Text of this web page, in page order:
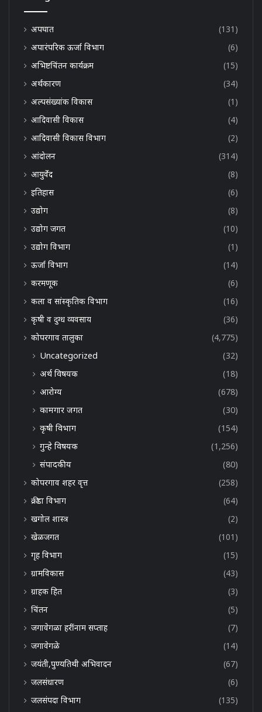
अपघात
(131)
अपारंपरिक ऊर्जा विभाग
(6)
अभिष्टचिंतन कार्यक्रम
(15)
अर्थकारण
(34)
अल्पसंख्यांक विकास
(1)
आदिवासी विकास
(4)
आदिवासी विकास विभाग
(2)
आंदोलन
(314)
आयुर्वेद
(8)
इतिहास
(6)
उद्योग
(8)
उद्योग जगत
(10)
उद्योग विभाग
(1)
ऊर्जा विभाग
(14)
करमणूक
(6)
कला व सांस्कृतिक विभाग
(16)
कृषी व दुग्ध व्यवसाय
(36)
कोपरगाव तालुका
(4,775)
Uncategorized
(32)
अर्थ विषयक
(18)
आरोग्य
(678)
कामगार जगत
(30)
कृषी विभाग
(154)
गुन्हे विषयक
(1,256)
संपादकीय
(80)
कोपरगाव शहर वृत्त
(258)
क्रीडा विभाग
(64)
खगोल शास्त्र
(2)
खेळजगत
(101)
गृह विभाग
(15)
ग्रामविकास
(43)
ग्राहक हित
(3)
चिंतन
(5)
जगावेगळा हरींनाम सप्ताह
(7)
जगावेगळे
(14)
जयंती,पुण्यतिथी अभिवादन
(67)
जलसंधारण
(6)
जलसंपदा विभाग
(135)